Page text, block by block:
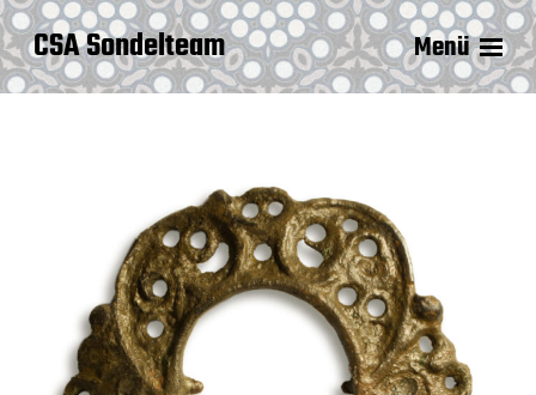
CSA Sondelteam Menü